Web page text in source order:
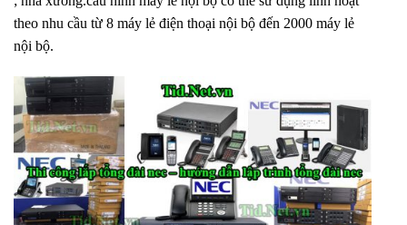
theo nhu cầu từ 8 máy lẻ điện thoại nội bộ đến 2000 máy lẻ
nội bộ.